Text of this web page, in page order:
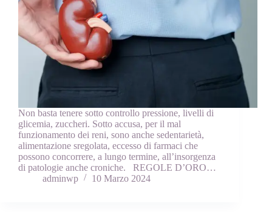
Non basta tenere sotto controllo pressione, livelli di
glicemia, zuccheri. Sotto accusa, per il mal
funzionamento dei reni, sono anche sedentarietà,
alimentazione sregolata, eccesso di farmaci che
possono concorrere, a lungo termine, all’insorgenza
di patologie anche croniche. REGOLE D’ORO…
adminwp
10 Marzo 2024